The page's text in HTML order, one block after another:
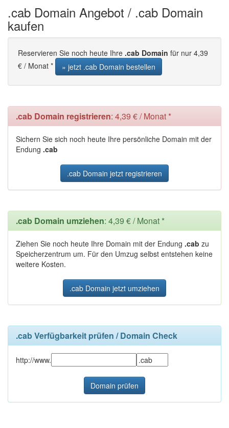
.cab Domain Angebot / .cab Domain
kaufen
Reservieren Sie noch heute Ihre .cab Domain für nur 4,39
€ / Monat *
» jetzt .cab Domain bestellen
.cab Domain registrieren: 4,39 € / Monat *
Sichern Sie sich noch heute Ihre persönliche Domain mit der
Endung .cab
.cab Domain jetzt registrieren
.cab Domain umziehen: 4,39 € / Monat *
Ziehen Sie noch heute Ihre Domain mit der Endung .cab zu
Speicherzentrum um. Für den Umzug selbst entstehen keine
weitere Kosten.
.cab Domain jetzt umziehen
.cab Verfügbarkeit prüfen / Domain Check
http://www.